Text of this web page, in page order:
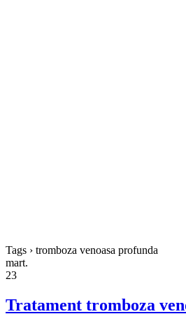
Tags › tromboza venoasa profunda
mart.
23
Tratament tromboza